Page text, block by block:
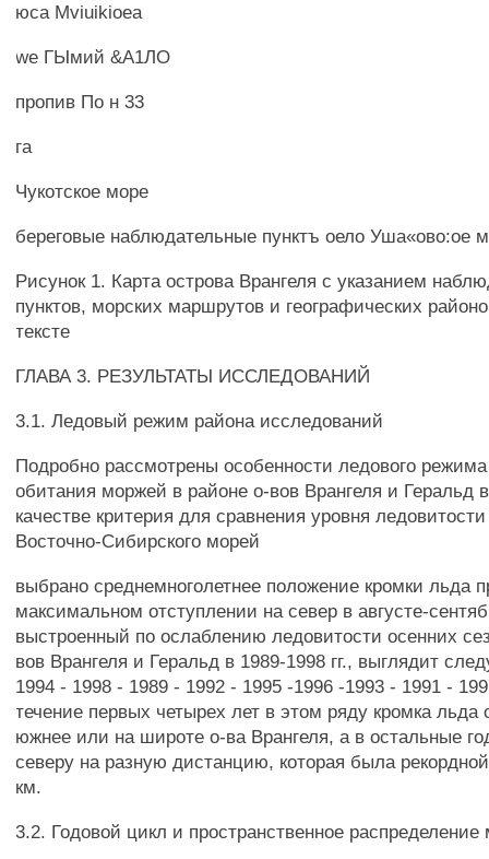
юса Mviuikioea
we ГЫмий &А1ЛО
пропив По н 33
га
Чукотское море
береговые наблюдательные пунктъ оело Уша«ово:ое
Рисунок 1. Карта острова Врангеля с указанием
пунктов, морских маршрутов и географических
тексте
ГЛАВА 3. РЕЗУЛЬТАТЫ ИССЛЕДОВАНИЙ
3.1. Ледовый режим района исследований
Подробно рассмотрены особенности ледового
обитания моржей в районе о-вов Врангеля и Геральд
качестве критерия для сравнения уровня ледовитости
Восточно-Сибирского морей
выбрано среднемноголетнее положение кромки льда
максимальном отступлении на север в августе-
выстроенный по ослаблению ледовитости осенних
вов Врангеля и Геральд в 1989-1998 гг., выглядит
1994 - 1998 - 1989 - 1992 - 1995 -1996 -1993 - 1991 -
течение первых четырех лет в этом ряду кромка льда
южнее или на широте о-ва Врангеля, а в остальные
северу на разную дистанцию, которая была
км.
3.2. Годовой цикл и пространственное